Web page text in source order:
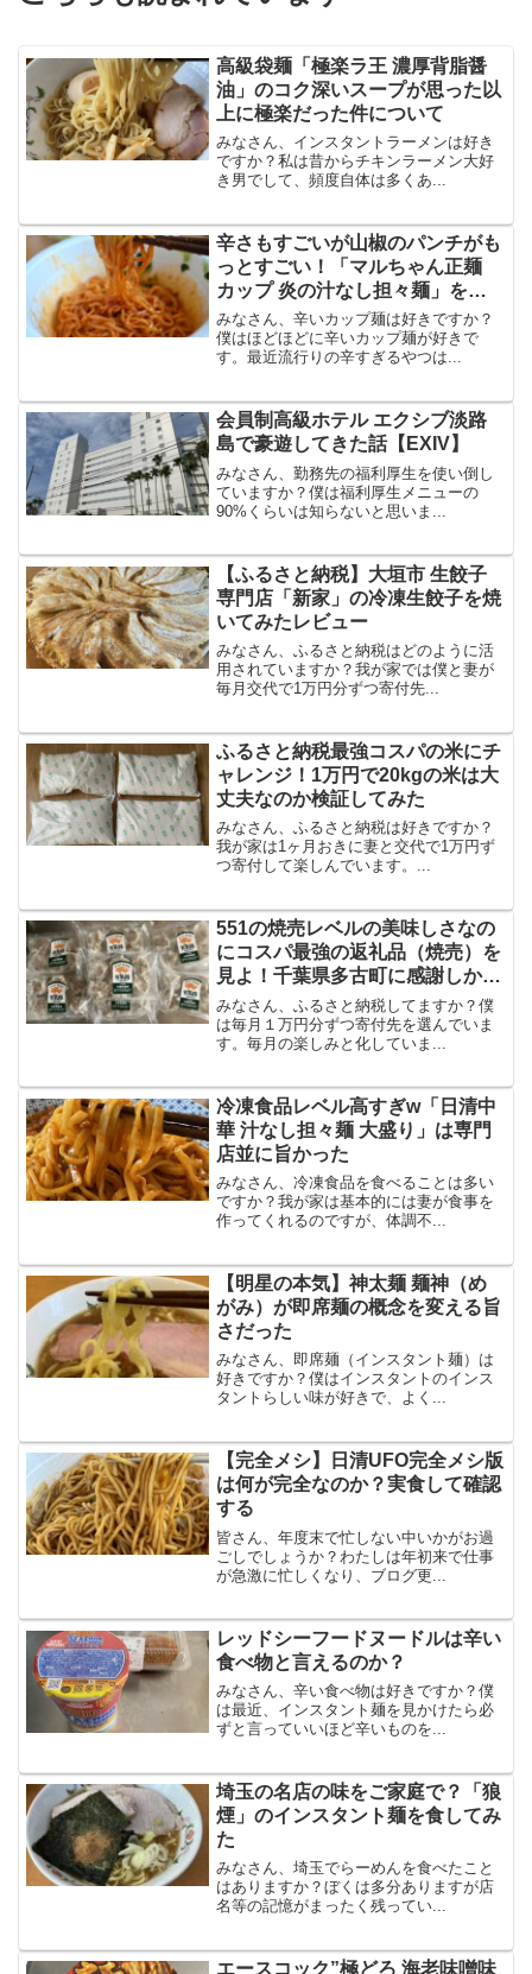
高級袋麺「極楽ラ王 濃厚背脂醤
油」のコク深いスープが思った以
上に極楽だった件について
みなさん、インスタントラーメンは好き
ですか？私は昔からチキンラーメン大好
き男でして、頻度自体は多くあ...
辛さもすごいが山椒のパンチがも
っとすごい！「マルちゃん正麺
カップ 炎の汁なし担々麺」を食
べてヒーヒーした
みなさん、辛いカップ麺は好きですか？
僕はほどほどに辛いカップ麺が好きで
す。最近流行りの辛すぎるやつは...
会員制高級ホテル エクシブ淡路
島で豪遊してきた話【EXIV】
みなさん、勤務先の福利厚生を使い倒し
ていますか？僕は福利厚生メニューの
90%くらいは知らないと思いま...
【ふるさと納税】大垣市 生餃子
専門店「新家」の冷凍生餃子を焼
いてみたレビュー
みなさん、ふるさと納税はどのように活
用されていますか？我が家では僕と妻が
毎月交代で1万円分ずつ寄付先...
ふるさと納税最強コスパの米にチ
ャレンジ！1万円で20kgの米は大
丈夫なのか検証してみた
みなさん、ふるさと納税は好きですか？
我が家は1ヶ月おきに妻と交代で1万円ず
つ寄付して楽しんでいます。...
551の焼売レベルの美味しさなの
にコスパ最強の返礼品（焼売）を
見よ！千葉県多古町に感謝しかな
い
みなさん、ふるさと納税してますか？僕
は毎月１万円分ずつ寄付先を選んでいま
す。毎月の楽しみと化していま...
冷凍食品レベル高すぎw「日清中
華 汁なし担々麺 大盛り」は専門
店並に旨かった
みなさん、冷凍食品を食べることは多い
ですか？我が家は基本的には妻が食事を
作ってくれるのですが、体調不...
【明星の本気】神太麺 麺神（め
がみ）が即席麺の概念を変える旨
さだった
みなさん、即席麺（インスタント麺）は
好きですか？僕はインスタントのインス
タントらしい味が好きで、よく...
【完全メシ】日清UFO完全メシ版
は何が完全なのか？実食して確認
する
皆さん、年度末で忙しない中いかがお過
ごしでしょうか？わたしは年初来で仕事
が急激に忙しくなり、ブログ更...
レッドシーフードヌードルは辛い
食べ物と言えるのか？
みなさん、辛い食べ物は好きですか？僕
は最近、インスタント麺を見かけたら必
ずと言っていいほど辛いものを...
埼玉の名店の味をご家庭で？「狼
煙」のインスタント麺を食してみ
た
みなさん、埼玉でらーめんを食べたこと
はありますか？ぼくは多分ありますが店
名等の記憶がまったく残ってい...
エースコック”極どろ 海老味噌味